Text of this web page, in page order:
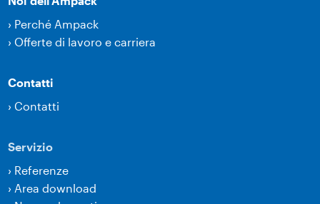
› Perché Ampack
› Offerte di lavoro e carriera
Contatti
›Contatti
Servizio
› Referenze
› Area download